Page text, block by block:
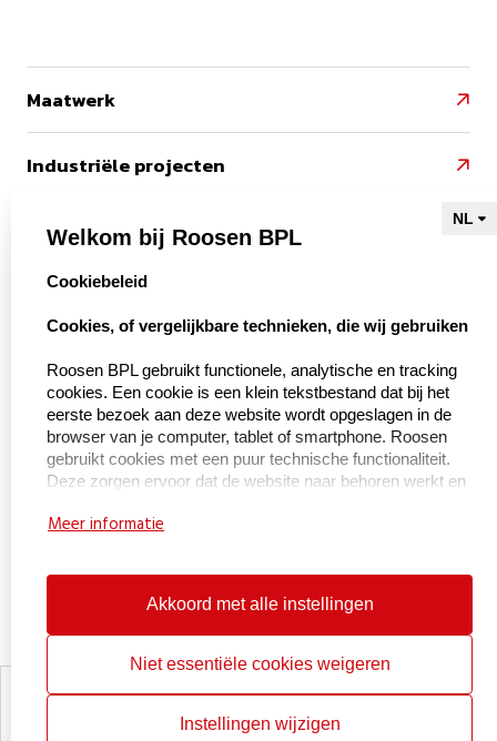
Maatwerk 
Industriële projecten 
Referenties 
Naar Kieu Engineering
Over ons
Over BPL Handling
Certificeringen
Werken bij
Privacy statement
Welkom bij Roosen BPL
select language
Cookiebeleid
Cookies, of vergelijkbare technieken, die wij gebruiken‍
Roosen BPL gebruikt functionele, analytische en tracking
cookies. Een cookie is een klein tekstbestand dat bij het
eerste bezoek aan deze website wordt opgeslagen in de
browser van je computer, tablet of smartphone. Roosen
gebruikt cookies met een puur technische functionaliteit.
Deze zorgen ervoor dat de website naar behoren werkt en
worden. Deze cookies worden ook gebruikt om de website
advertenties kunnen aanbieden. Bij jouw eerste bezoek
aan onze website hebben wij je al geïnformeerd over deze
cookies en hebben we je toestemming gevraagd voor het
internetbrowser zo in te stellen dat deze geen cookies
meer opslaat. Daarnaast kun je ook alle informatie die
Meer informatie
Akkoord met alle instellingen
Niet essentiële cookies weigeren
Instellingen wijzigen